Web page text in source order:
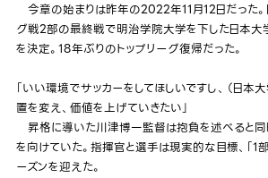
今章の始まりは昨年の2022年11月12日だった
グ戦2部の最終戦で明治学院大学を下した日本大
を決定。18年ぶりのトップリーグ復帰だった。
「いい環境でサッカーをしてほしいですし、（日本
置を変え、価値を上げていきたい」
昇格に導いた川津博一監督は抱負を述べると同
を向けていた。指揮官と選手は現実的な目標、「1
ーズンを迎えた。